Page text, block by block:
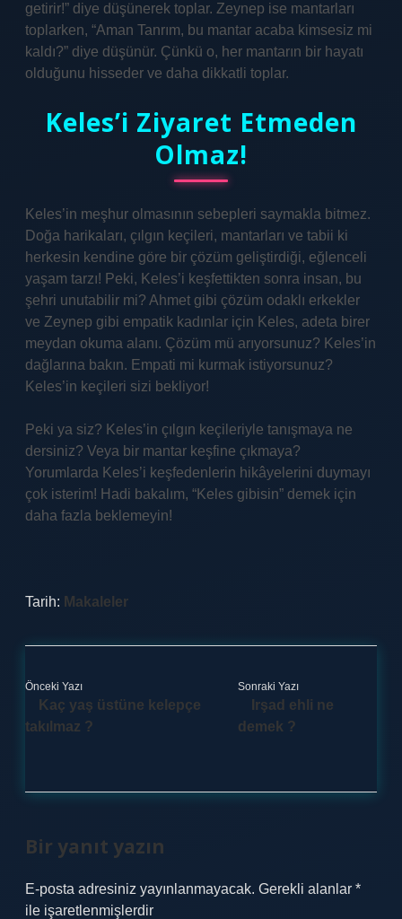
getirir!” diye düşünerek toplar. Zeynep ise mantarları
toplarken, “Aman Tanrım, bu mantar acaba kimsesiz mi
kaldı?” diye düşünür. Çünkü o, her mantarın bir hayatı
olduğunu hisseder ve daha dikkatli toplar.
Keles’i Ziyaret Etmeden
Olmaz!
Keles’in meşhur olmasının sebepleri saymakla bitmez.
Doğa harikaları, çılgın keçileri, mantarları ve tabii ki
herkesin kendine göre bir çözüm geliştirdiği, eğlenceli
yaşam tarzı! Peki, Keles’i keşfettikten sonra insan, bu
şehri unutabilir mi? Ahmet gibi çözüm odaklı erkekler
ve Zeynep gibi empatik kadınlar için Keles, adeta birer
meydan okuma alanı. Çözüm mü arıyorsunuz? Keles’in
dağlarına bakın. Empati mi kurmak istiyorsunuz?
Keles’in keçileri sizi bekliyor!
Peki ya siz? Keles’in çılgın keçileriyle tanışmaya ne
dersiniz? Veya bir mantar keşfine çıkmaya?
Yorumlarda Keles’i keşfedenlerin hikâyelerini duymayı
çok isterim! Hadi bakalım, “Keles gibisin” demek için
daha fazla beklemeyin!
Tarih: Makaleler
Önceki Yazı
Kaç yaş üstüne kelepçe
takılmaz ?
Sonraki Yazı
Irşad ehli ne
demek ?
Bir yanıt yazın
E-posta adresiniz yayınlanmayacak. Gerekli alanlar *
ile işaretlenmişlerdir